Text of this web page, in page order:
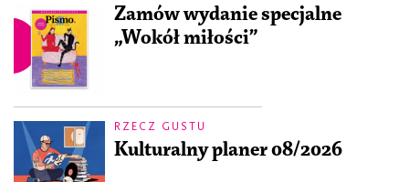
Zamów wydanie specjalne
„Wokół miłości”
RZECZ GUSTU
Kulturalny planer 08/2026